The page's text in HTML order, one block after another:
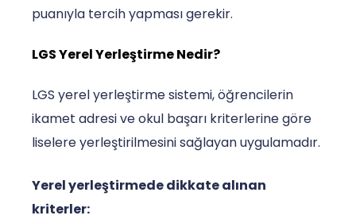
puanıyla tercih yapması gerekir.
LGS Yerel Yerleştirme Nedir?
LGS yerel yerleştirme sistemi, öğrencilerin
ikamet adresi ve okul başarı kriterlerine göre
liselere yerleştirilmesini sağlayan uygulamadır.
Yerel yerleştirmede dikkate alınan
kriterler: